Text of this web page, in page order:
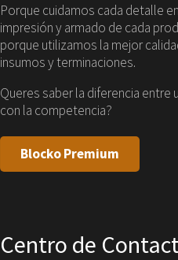
Porque cuidamos cada detalle
impresión y armado de cada
porque utilizamos la mejor
insumos y terminaciones.
Queres saber la diferencia
con la competencia?
Blocko Premium
Centro de